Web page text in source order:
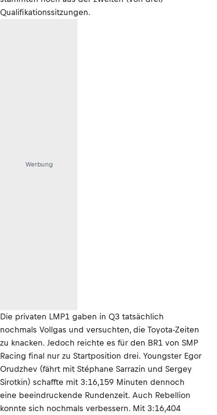
Qualifikationssitzungen.
Werbung
Die privaten LMP1 gaben in Q3 tatsächlich
nochmals Vollgas und versuchten, die Toyota-Zeiten
zu knacken. Jedoch reichte es für den BR1 von SMP
Racing final nur zu Startposition drei. Youngster Egor
Orudzhev (fährt mit Stéphane Sarrazin und Sergey
Sirotkin) schaffte mit 3:16,159 Minuten dennoch
eine beeindruckende Rundenzeit. Auch Rebellion
konnte sich nochmals verbessern. Mit 3:16,404